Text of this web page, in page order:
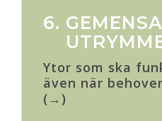
6.
Ytor som ska
även när
(→)